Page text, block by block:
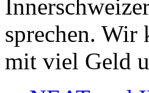
sprechen. Wir
mit viel Geld